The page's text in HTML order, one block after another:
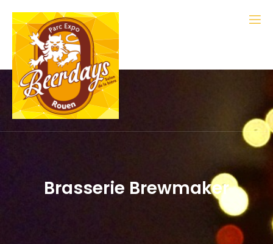
Brasserie Brewmaker